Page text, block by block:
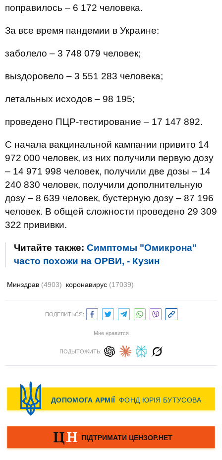
поправилось – 6 172 человека.
За все время пандемии в Украине:
заболело – 3 748 079 человек;
выздоровело – 3 551 283 человека;
летальных исходов – 98 195;
проведено ПЦР-тестирование – 17 147 892.
С начала вакцинальной кампании привито 14
972 000 человек, из них получили первую дозу
– 14 971 998 человек, получили две дозы – 14
240 830 человек, получили дополнительную
дозу – 8 639 человек, бустерную дозу – 87 196
человек. В общей сложности проведено 29 309
322 прививки.
Читайте также: Симптомы "Омикрона"
часто похожи на ОРВИ, - Кузин
Минздрав (4903) коронавирус (17039)
ПОДЕЛИТЬСЯ:
Мне нравится
ПОДЫТОЖИТЬ: